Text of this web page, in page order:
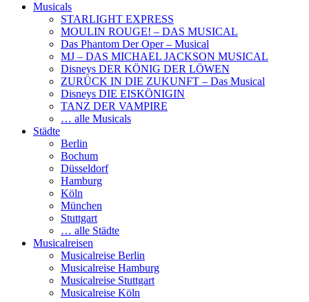
Musicals
STARLIGHT EXPRESS
MOULIN ROUGE! – DAS MUSICAL
Das Phantom Der Oper – Musical
MJ – DAS MICHAEL JACKSON MUSICAL
Disneys DER KÖNIG DER LÖWEN
ZURÜCK IN DIE ZUKUNFT – Das Musical
Disneys DIE EISKÖNIGIN
TANZ DER VAMPIRE
… alle Musicals
Städte
Berlin
Bochum
Düsseldorf
Hamburg
Köln
München
Stuttgart
… alle Städte
Musicalreisen
Musicalreise Berlin
Musicalreise Hamburg
Musicalreise Stuttgart
Musicalreise Köln